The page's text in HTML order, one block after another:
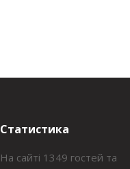
Статистика
На сайті 1349 гостей та